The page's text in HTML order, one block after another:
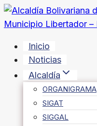
Saltar
al
Inicio
Noticias
Alcaldía
ORGANIGRAMA
SIGAT
SIGGAL